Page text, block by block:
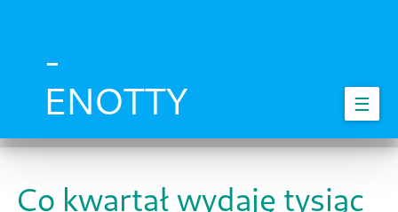
-
ENOTTY
☰
Co kwartał wydaję tysiąc